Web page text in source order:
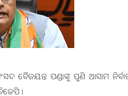
ବୈଜୟନ୍ତ ପଣ୍ଡାଙ୍କୁ ପୁଣି ଆସାମ
।